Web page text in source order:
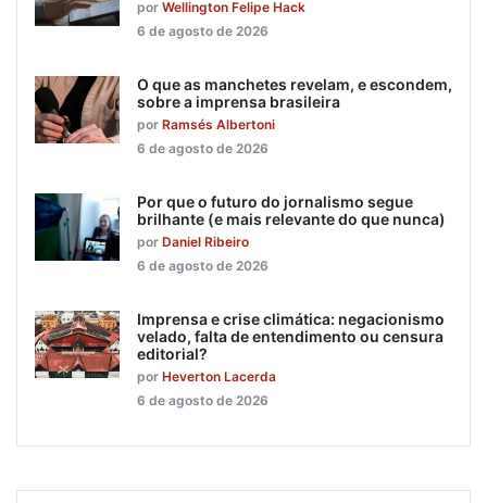
por Wellington Felipe Hack
6 de agosto de 2026
O que as manchetes revelam, e escondem,
sobre a imprensa brasileira
por Ramsés Albertoni
6 de agosto de 2026
Por que o futuro do jornalismo segue
brilhante (e mais relevante do que nunca)
por Daniel Ribeiro
6 de agosto de 2026
Imprensa e crise climática: negacionismo
velado, falta de entendimento ou censura
editorial?
por Heverton Lacerda
6 de agosto de 2026